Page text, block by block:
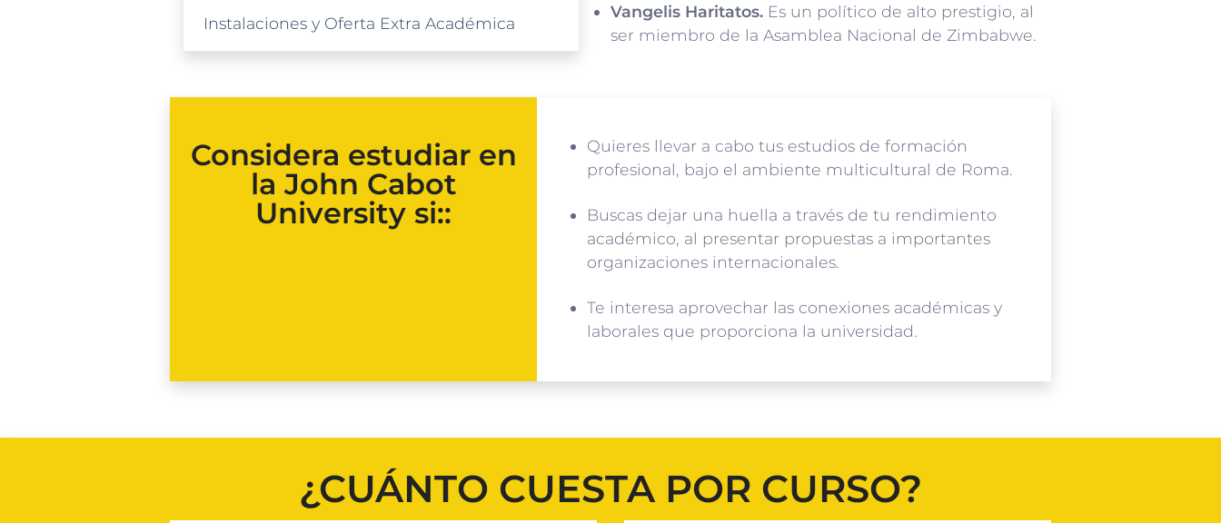
Instalaciones y Oferta Extra Académica
Vangelis Haritatos. Es un político de alto prestigio, al
ser miembro de la Asamblea Nacional de Zimbabwe.
Considera estudiar en
la John Cabot
University si::
Quieres llevar a cabo tus estudios de formación
profesional, bajo el ambiente multicultural de Roma.
Buscas dejar una huella a través de tu rendimiento
académico, al presentar propuestas a importantes
organizaciones internacionales.
Te interesa aprovechar las conexiones académicas y
laborales que proporciona la universidad.
¿CUÁNTO CUESTA POR CURSO?